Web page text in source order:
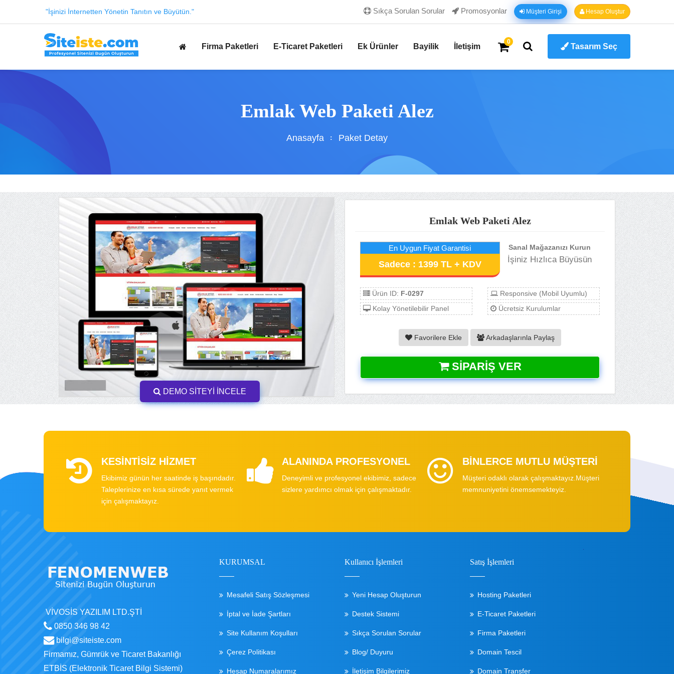
"İşinizi İnternetten Yönetin Tanıtın ve Büyütün." Sıkça Sorulan Sorular Promosyonlar Müşteri Girişi Hesap Oluştur
Firma Paketleri E-Ticaret Paketleri Ek Ürünler Bayilik İletişim
0
Tasarım Seç
Emlak Web Paketi Alez
Anasayfa Paket Detay
DEMO SİTEYİ İNCELE
Emlak Web Paketi Alez
En Uygun Fiyat Garantisi Sanal Mağazanızı Kurun
Sadece : 1399 TL + KDV İşiniz Hızlıca Büyüsün
Ürün ID: F-0297
Responsive (Mobil Uyumlu)
Kolay Yönetilebilir Panel
Ücretsiz Kurulumlar
Favorilere Ekle Arkadaşlarınla Paylaş
SIPARIŞ VER
KESİNTİSİZ HİZMET
Ekibimiz günün her saatinde iş başındadır.
Taleplerinize en kısa sürede yanıt vermek
için çalışmaktayız.
ALANINDA PROFESYONEL
Deneyimli ve profesyonel ekibimiz, sadece
sizlere yardımcı olmak için çalışmaktadır.
BİNLERCE MUTLU MÜŞTERİ
Müşteri odaklı olarak çalışmaktayız.Müşteri
memnuniyetini önemsemekteyiz.
VİVOSİS YAZILIM LTD.ŞTİ
0850 346 98 42
bilgi@siteiste.com
Firmamız, Gümrük ve Ticaret Bakanlığı
ETBİS (Elektronik Ticaret Bilgi Sistemi)
KURUMSAL
Mesafeli Satış Sözleşmesi
İptal ve İade Şartları
Site Kullanım Koşulları
Çerez Politikası
Hesap Numaralarımız
Kullanıcı İşlemleri
Yeni Hesap Oluşturun
Destek Sistemi
Sıkça Sorulan Sorular
Blog/ Duyuru
İletişim Bilgilerimiz
Satış İşlemleri
Hosting Paketleri
E-Ticaret Paketleri
Firma Paketleri
Domain Tescil
Domain Transfer